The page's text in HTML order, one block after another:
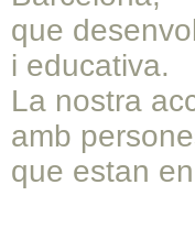
que
i educativa.
La nostra
amb
que estan